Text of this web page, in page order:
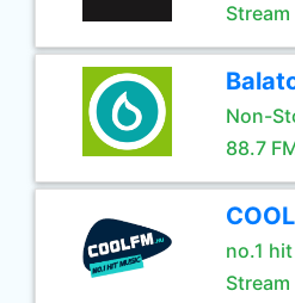
Stream
Non-
88.7
no.1
Stream